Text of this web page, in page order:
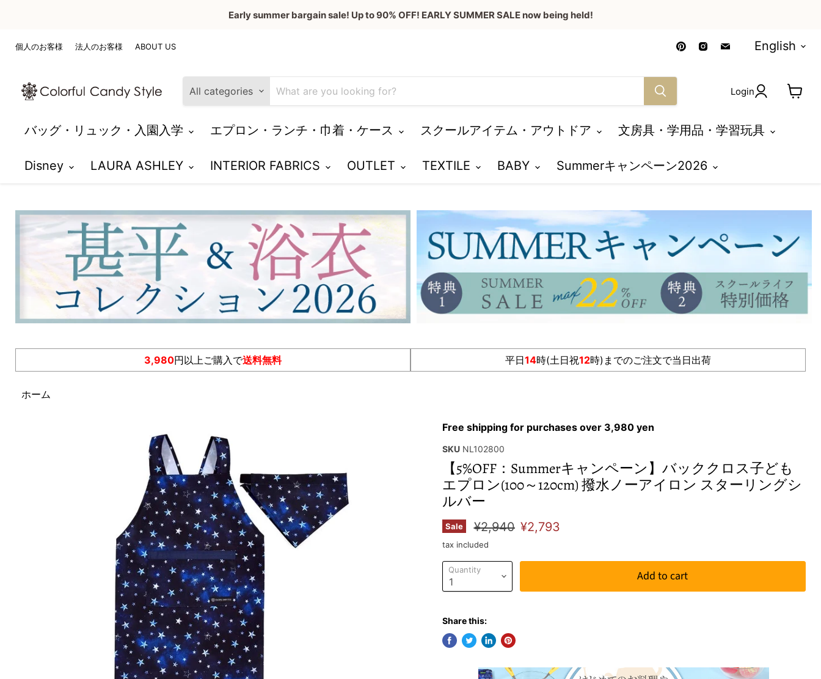
Early summer bargain sale! Up to 90% OFF! EARLY SUMMER SALE now being held!
個人のお客様 法人のお客様 ABOUT US
Find
us
Find
us
Language
English
All categories Login
バッグ・リュック・入園入学 エプロン・ランチ・巾着・ケース スクールアイテム・アウトドア 文房具・学用品・学習玩具
Disney LAURA ASHLEY INTERIOR FABRICS OUTLET TEXTILE BABY Summerキャンペーン2026
3,980円以上ご購入で送料無料 平日14時(土日祝12時)までのご注文で当日出荷
ホーム
Free shipping for purchases over 3,980 yen
SKU NL102800
【5%OFF：Summerキャンペーン】バッククロス子ども
エプロン(100～120cm) 撥水ノーアイロン スターリングシ
ルバー
Sale Original price
¥2,940 Current price
¥2,793
tax included
Quantity Add to cart
Share this: